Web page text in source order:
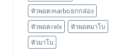
หัวพอต marbo ยกกล่อง
หัวพอต relx
หัวพอตมาโบ
หัวมาโบ